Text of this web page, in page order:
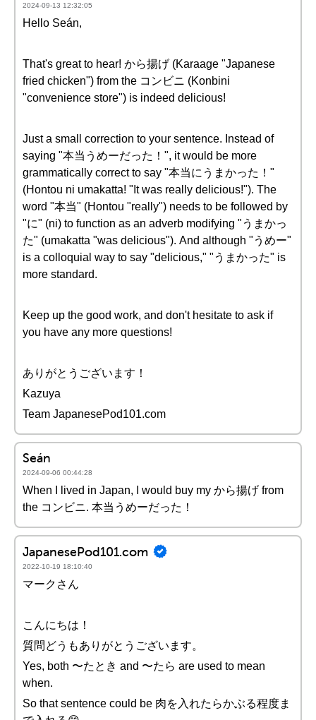
2024-09-13 12:32:05
Hello Seán,
That's great to hear! から揚げ (Karaage "Japanese
fried chicken") from the コンビニ (Konbini
"convenience store") is indeed delicious!
Just a small correction to your sentence. Instead of
saying "本当うめーだった！", it would be more
grammatically correct to say "本当にうまかった！"
(Hontou ni umakatta! "It was really delicious!"). The
word "本当" (Hontou "really") needs to be followed by
"に" (ni) to function as an adverb modifying "うまかっ
た" (umakatta "was delicious"). And although "うめー"
is a colloquial way to say "delicious," "うまかった" is
more standard.
Keep up the good work, and don't hesitate to ask if
you have any more questions!
ありがとうございます！
Kazuya
Team JapanesePod101.com
Seán
2024-09-06 00:44:28
When I lived in Japan, I would buy my から揚げ from
the コンビニ. 本当うめーだった！
JapanesePod101.com
2022-10-19 18:10:40
マークさん
こんにちは！
質問どうもありがとうございます。
Yes, both 〜たとき and 〜たら are used to mean
when.
So that sentence could be 肉を入れたらかぶる程度ま